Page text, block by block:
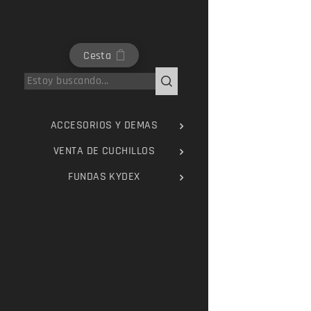
Cesta
ACCESORIOS Y DEMAS
VENTA DE CUCHILLOS
FUNDAS KYDEX